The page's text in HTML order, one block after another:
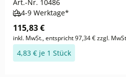
Art.-Nr. 10486
4-9 Werktage*
115,83 €
inkl. MwSt., entspricht 97,34 € zzgl.
4,83 € je 1 Stück